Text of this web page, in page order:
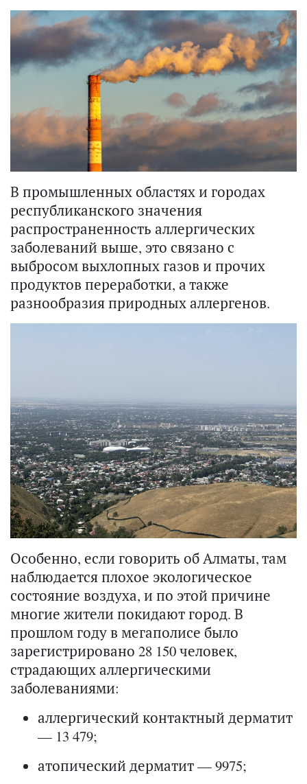
В промышленных областях и городах
республиканского значения
распространенность аллергических
заболеваний выше, это связано с
выбросом выхлопных газов и прочих
продуктов переработки, а также
разнообразия природных аллергенов.
Особенно, если говорить об Алматы, там
наблюдается плохое экологическое
состояние воздуха, и по этой причине
многие жители покидают город. В
прошлом году в мегаполисе было
зарегистрировано 28 150 человек,
страдающих аллергическими
заболеваниями:
аллергический контактный дерматит
— 13 479;
атопический дерматит — 9975;